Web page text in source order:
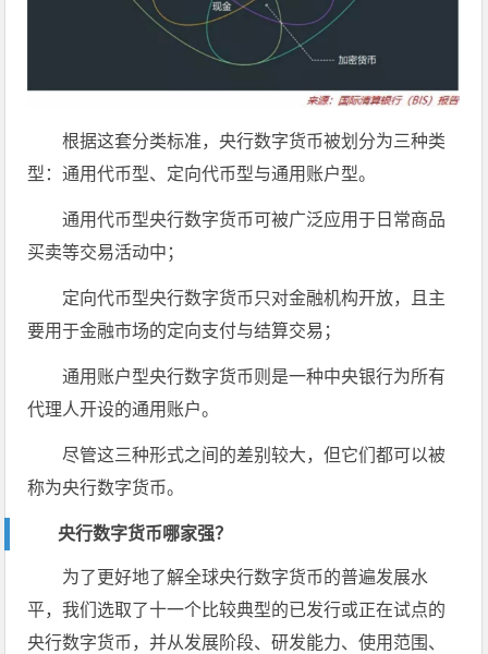
根据这套分类标准，央行数字货币被划分为三种类
型：通用代币型、定向代币型与通用账户型。
通用代币型央行数字货币可被广泛应用于日常商品
买卖等交易活动中；
定向代币型央行数字货币只对金融机构开放，且主
要用于金融市场的定向支付与结算交易；
通用账户型央行数字货币则是一种中央银行为所有
代理人开设的通用账户。
尽管这三种形式之间的差别较大，但它们都可以被
称为央行数字货币。
央行数字货币哪家强？
为了更好地了解全球央行数字货币的普遍发展水
平，我们选取了十一个比较典型的已发行或正在试点的
央行数字货币，并从发展阶段、研发能力、使用范围、